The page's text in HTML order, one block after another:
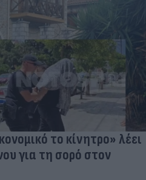
το κίνητρο» λέει
για τη σορό στον